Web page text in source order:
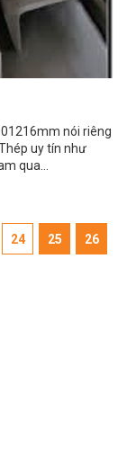
nói riêng
uy tín như
qua...
24 25 26